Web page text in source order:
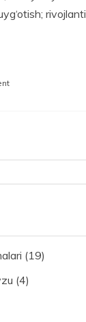
on
(19)
(4)